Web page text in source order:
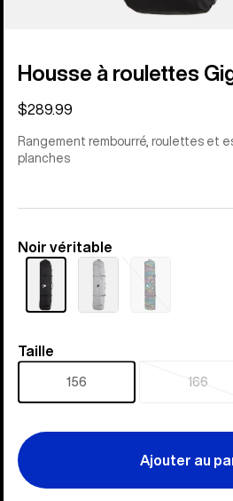
Housse à roulettes
$289.99
Rangement rembourré, roulettes et
planches
Color
Noir véritable
Épuisé
Taille
Taille
156 166
Épuisé
Ajouter au